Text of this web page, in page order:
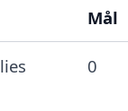
Mål
0